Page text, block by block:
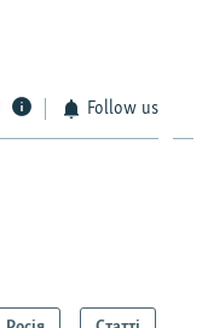
Follow us